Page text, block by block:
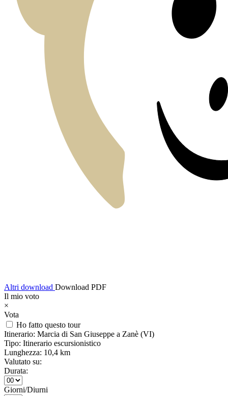
Altri download Download PDF
Il mio voto
×
Vota
Ho fatto questo tour
Itinerario: Marcia di San Giuseppe a Zanè (VI)
Tipo: Itinerario escursionistico
Lunghezza: 10,4 km
Valutato su:
Durata:
Giorni/Diurni